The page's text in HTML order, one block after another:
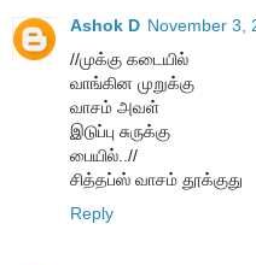
Ashok D November 3,
//முக்கு கடையில்
வாங்கின முறுக்கு
வாசம் அவள்
இடுப்பு சுருக்கு
பையில்..//
சித்தப்ஸ் வாசம் தூக்குது
Reply